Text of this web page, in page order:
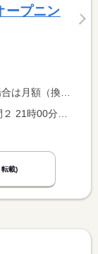
ープニン
間額を表示しています。
転載)